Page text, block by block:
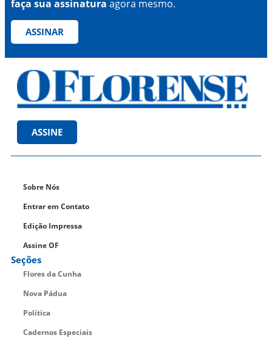
faça sua assinatura agora mesmo.
ASSINAR
ASSINE
Sobre Nós
Entrar em Contato
Edição Impressa
Assine OF
Seções
Flores da Cunha
Nova Pádua
Política
Cadernos Especiais